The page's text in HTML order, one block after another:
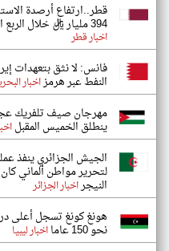
قطر..ارتفاع أرصدة
394 مليار ريال خلال الربع الأول من 2026
اخبار قطر
فانس: لا نثق بتعهدات
النفط عبر هرمزاخبار
ينطلق الخميس المقبل
الجيش الجزائري ينفذ
لتحرير مواطن ألماني
النيجراخبار الجزائر
هونغ كونغ تسجل أعلى
نحو 150 عاما اخبار ليبيا